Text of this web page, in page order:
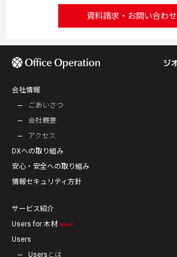
資料請求・お問い合わせ
会社情報
ごあいさつ
会社概要
アクセス
DXへの取り組み
安心・安全への取り組み
情報セキュリティ方針
サービス紹介
Users for 木材 New‼
Users
Usersとは